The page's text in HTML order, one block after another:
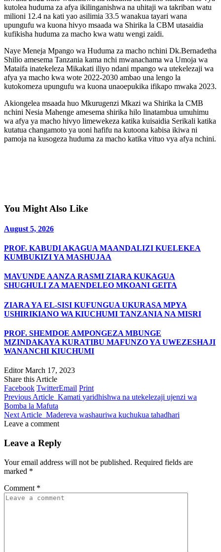
kutolea huduma za afya ikilinganishwa na uhitaji wa takriban watu
milioni 12.4 na kati yao asilimia 33.5 wanakua tayari wana
upungufu wa kuona hivyo msaada wa Shirika la CBM utasaidia
kufikisha huduma za macho kwa watu wengi zaidi.
Naye Meneja Mpango wa Huduma za macho nchini Dk.Bernadetha
Shilio amesema Tanzania kama nchi mwanachama wa Umoja wa
Mataifa inatekeleza Mikakati iliyo ndani mpango wa utekelezaji wa
afya ya macho kwa wote 2022-2030 ambao una lengo la
kutokomeza upungufu wa kuona unaoepukika ifikapo mwaka 2023.
Akiongelea msaada huo Mkurugenzi Mkazi wa Shirika la CMB
nchini Nesia Mahenge amesema shirika hilo linatambua umuhimu
wa afya ya macho hivyo limewekeza katika kuisaidia Serikali katika
kutatua changamoto ya uoni hafifu na kutoona kabisa ikiwa ni
pamoja na kusogeza huduma za macho katika vituo vya afya nchini.
You Might Also Like
August 5, 2026
PROF. KABUDI AKAGUA MAANDALIZI KUELEKEA
KUMBUKIZI YA MASHUJAA
MAVUNDE AANZA RASMI ZIARA KUKAGUA
SHUGHULI ZA MAENDELEO MKOANI GEITA
ZIARA YA EL-SISI KUFUNGUA UKURASA MPYA
USHIRIKIANO WA KIUCHUMI TANZANIA NA MISRI
PROF. SHEMDOE AMPONGEZA MBUNGE
MZINDAKAYA KURATIBU MAFUNZO YA UWEZESHAJI
WANANCHI KIUCHUMI
Editor March 17, 2023
Share this Article
Facebook TwitterEmail Print
Previous Article Kamati yaridhishwa na utekelezaji ujenzi wa
Bomba la Mafuta
Next Article Madereva washauriwa kuchukua tahadhari
Leave a comment
Leave a Reply
Your email address will not be published. Required fields are
marked *
Comment *